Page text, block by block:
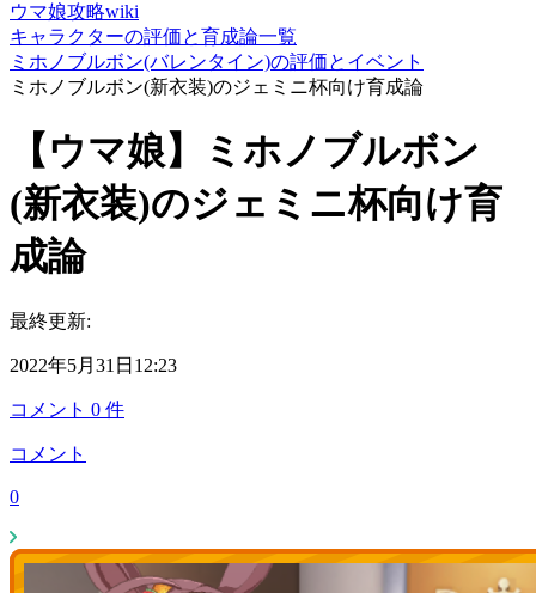
ウマ娘攻略wiki
キャラクターの評価と育成論一覧
ミホノブルボン(バレンタイン)の評価とイベント
ミホノブルボン(新衣装)のジェミニ杯向け育成論
【ウマ娘】ミホノブルボン
(新衣装)のジェミニ杯向け育
成論
最終更新:
2022年5月31日12:23
コメント 0 件
コメント
0